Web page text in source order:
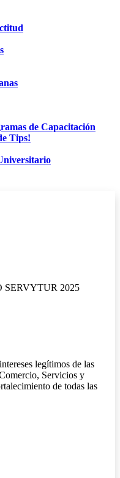
de Capacitación
Tips!
2025
legítimos de las
Servicios y
de todas las